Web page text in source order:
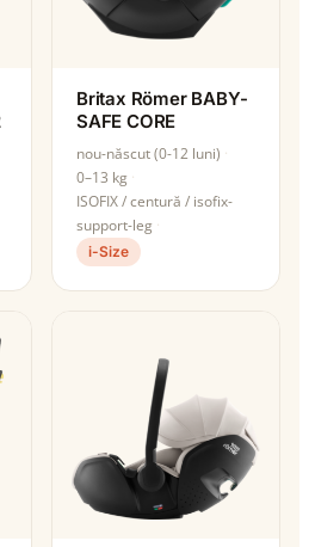
Britax Römer BABY-
SAFE CORE
nou-născut (0-12 luni)
0–13 kg
ISOFIX / centură / isofix-
support-leg
i-Size